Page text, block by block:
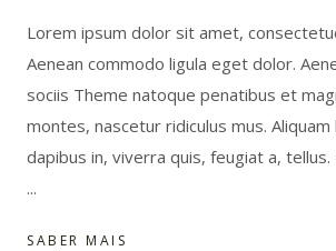
Lorem ipsum dolor sit amet,
Aenean commodo ligula eget dolor.
sociis Theme natoque penatibus et
montes, nascetur ridiculus mus.
dapibus in, viverra quis, feugiat a,
SABER MAIS